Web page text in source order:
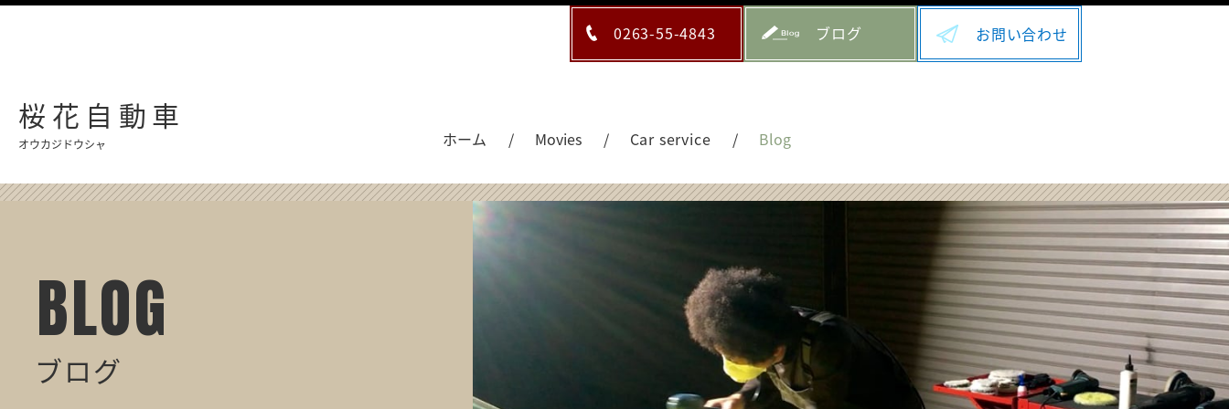
0263-55-4843 ブログ お問い合わせ
桜花自動車
オウカジドウシャ ホーム Movies Car service Blog
BLOG
ブログ